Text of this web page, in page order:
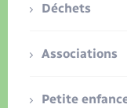
Déchets
Associations
Petite